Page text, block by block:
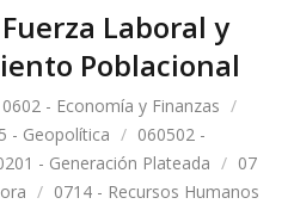
Laboral y
Poblacional
0602 - Economía y Finanzas /
- Geopolítica / 060502 -
- Generación Plateada / 07
/ 0714 - Recursos Humanos